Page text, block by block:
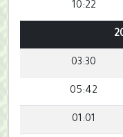
10:22
03:30
05:42
01:01